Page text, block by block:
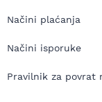
Načini plaćanja
Načini isporuke
Pravilnik za povrat